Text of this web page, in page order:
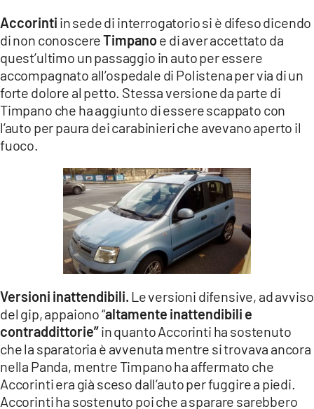
Accorinti in sede di interrogatorio si è difeso dicendo
di non conoscereTimpanoe di aver accettato da
quest’ultimo un passaggio in auto per essere
accompagnato all’ospedale di Polistena per via di un
forte dolore al petto. Stessa versione da parte di
Timpano che ha aggiunto di essere scappato con
l’auto per paura dei carabinieri che avevano aperto il
fuoco.
Versioni inattendibili. Le versioni difensive, ad avviso
del gip, appaiono “altamente inattendibili e
contraddittorie”in quanto Accorinti ha sostenuto
che la sparatoria è avvenuta mentre si trovava ancora
nella Panda, mentre Timpano ha affermato che
Accorinti era già sceso dall’auto per fuggire a piedi.
Accorinti ha sostenuto poi che a sparare sarebbero